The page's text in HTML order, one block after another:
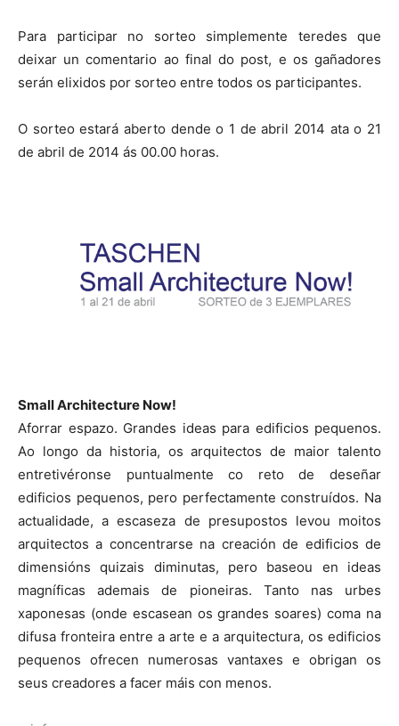
Para participar no sorteo simplemente teredes que
deixar un comentario ao final do post, e os gañadores
serán elixidos por sorteo entre todos os participantes.
O sorteo estará aberto dende o 1 de abril 2014 ata o 21
de abril de 2014 ás 00.00 horas.
Small Architecture Now!
Aforrar espazo. Grandes ideas para edificios pequenos.
Ao longo da historia, os arquitectos de maior talento
entretivéronse puntualmente co reto de deseñar
edificios pequenos, pero perfectamente construídos. Na
actualidade, a escaseza de presupostos levou moitos
arquitectos a concentrarse na creación de edificios de
dimensións quizais diminutas, pero baseou en ideas
magníficas ademais de pioneiras. Tanto nas urbes
xaponesas (onde escasean os grandes soares) coma na
difusa fronteira entre a arte e a arquitectura, os edificios
pequenos ofrecen numerosas vantaxes e obrigan os
seus creadores a facer máis con menos.